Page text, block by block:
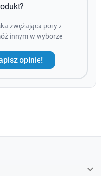
zwężająca pory z
innym w wyborze
opinie!
